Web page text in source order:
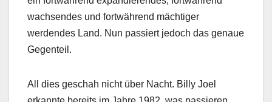
wachsendes und fortwährend mächtiger
werdendes Land. Nun passiert jedoch das genaue
Gegenteil.
All dies geschah nicht über Nacht. Billy Joel